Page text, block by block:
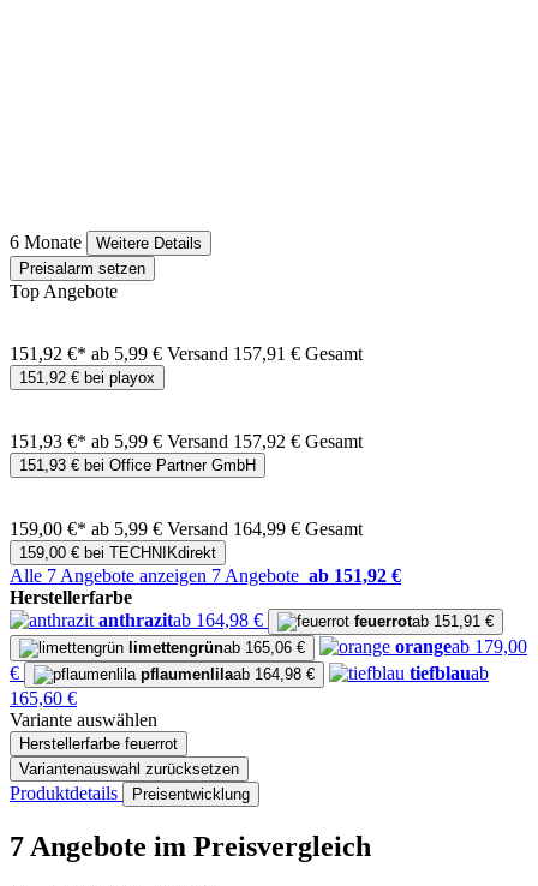
6 Monate
Weitere Details
Preisalarm setzen
Top Angebote
151,92 €* ab 5,99 € Versand 157,91 € Gesamt
151,92 € bei playox
151,93 €* ab 5,99 € Versand 157,92 € Gesamt
151,93 € bei Office Partner GmbH
159,00 €* ab 5,99 € Versand 164,99 € Gesamt
159,00 € bei TECHNIKdirekt
Alle 7 Angebote anzeigen 7 Angebote ab 151,92 €
Herstellerfarbe
anthrazitab 164,98 € feuerrotab 151,91 €
limettengrünab 165,06 € orangeab 179,00
€
pflaumenlilaab 164,98 € tiefblauab
165,60 €
Variante auswählen
Herstellerfarbe feuerrot
Variantenauswahl zurücksetzen
Produktdetails Preisentwicklung
7 Angebote im Preisvergleich